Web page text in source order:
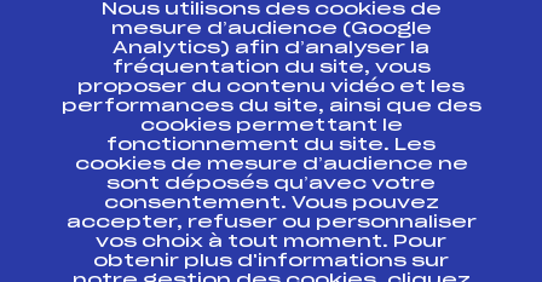
Ressources
Pass’Neige
Projet sportif fédéral
Projet de performance fédéral
Antidopage
Pôle Développement, Formation, Suivi
Scientifique
Listes ministérielles
Nous utilisons des cookies de
mesure d’audience (Google
Analytics) afin d’analyser la
fréquentation du site, vous
proposer du contenu vidéo et les
performances du site, ainsi que des
cookies permettant le
fonctionnement du site. Les
cookies de mesure d’audience ne
sont déposés qu’avec votre
consentement. Vous pouvez
accepter, refuser ou personnaliser
vos choix à tout moment. Pour
obtenir plus d'informations sur